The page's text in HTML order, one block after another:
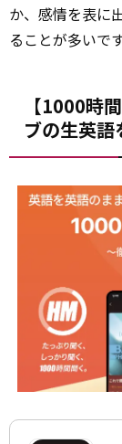
か、感情を表に
ることが多いです
【1000時
ブの生英語